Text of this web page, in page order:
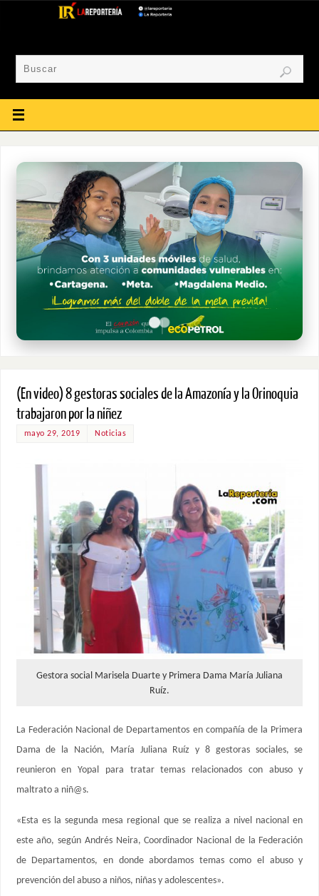
(En video) 8 gestoras sociales de la Amazonía y la Orinoquia
trabajaron por la niñez
mayo 29, 2019 Noticias
Gestora social Marisela Duarte y Primera Dama María Juliana
Ruíz.
La Federación Nacional de Departamentos en compañía de la Primera
Dama de la Nación, María Juliana Ruíz y 8 gestoras sociales, se
reunieron en Yopal para tratar temas relacionados con abuso y
maltrato a niñ@s.
«Esta es la segunda mesa regional que se realiza a nivel nacional en
este año, según Andrés Neira, Coordinador Nacional de la Federación
de Departamentos, en donde abordamos temas como el abuso y
prevención del abuso a niños, niñas y adolescentes».